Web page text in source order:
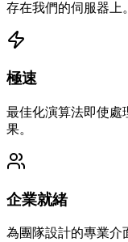
存在我們的伺服器上。
極速
最佳化演算法即使處
果。
企業就緒
為團隊設計的專業介